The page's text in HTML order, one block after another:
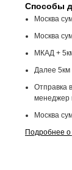
Способы
Москва
Москва
МКАД +
Далее 5км
Отправка
менеджер
Москва
Подробнее о